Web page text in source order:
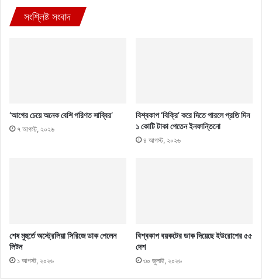
সংশ্লিষ্ট সংবাদ
‘আগের চেয়ে অনেক বেশি পরিণত সাব্বির’
৭ আগস্ট, ২০২৬
বিশ্বকাপ ‘বিক্রি’ করে দিতে পারলে প্রতি দিন
১ কোটি টাকা পেতেন ইনফান্তিনো
৪ আগস্ট, ২০২৬
শেষ মুহুর্তে অস্ট্রেলিয়া সিরিজে ডাক পেলেন
লিটন
১ আগস্ট, ২০২৬
বিশ্বকাপ বয়কটের ডাক দিয়েছে ইউরোপের ৫৫
দেশ
৩০ জুলাই, ২০২৬